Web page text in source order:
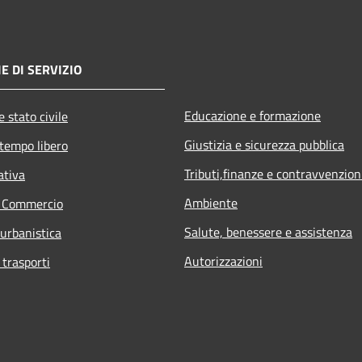
DI SERVIZIO
stato civile
libero
Educazione e formazione
Giustizia e sicurezza pubblica
Tributi,finanze e
Ambiente
Salute, benessere e assistenza
Autorizzazioni